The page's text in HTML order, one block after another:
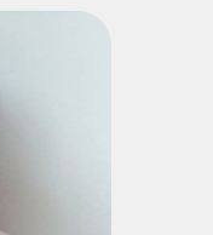
Estatal
com
Estatal de
atuação em
Brasil; Realiza
âmbito de